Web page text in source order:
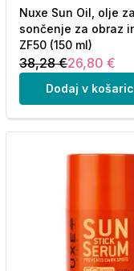
Nuxe Sun Oil, olje za
sončenje za obraz
ZF50 (150 ml)
38,28 €26,80 €
Dodaj v